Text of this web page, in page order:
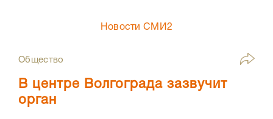
Новости СМИ2
Общество
В центре Волгограда зазвучит
орган